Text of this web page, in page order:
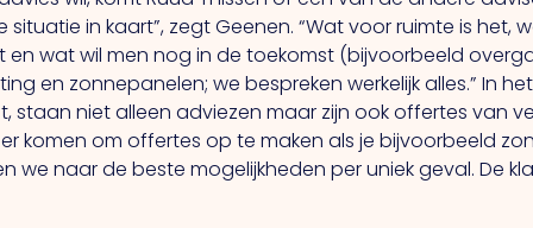
in kaart”, zegt Geenen. “Wat voor ruimte is
en wat wil men nog in de toekomst (bijvoorbeeld
en zonnepanelen; we bespreken werkelijk alles.” In
staan niet alleen adviezen maar zijn ook offertes van
komen om offertes op te maken als je bijvoorbeeld
we naar de beste mogelijkheden per uniek geval. De